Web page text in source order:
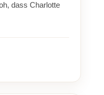
dass Charlotte